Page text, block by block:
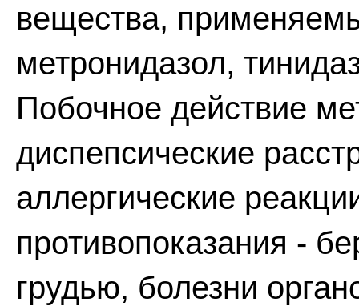
вещества,
метронидазол,
Побочное действие
диспепсические
аллергические
противопоказания -
грудью, болезни